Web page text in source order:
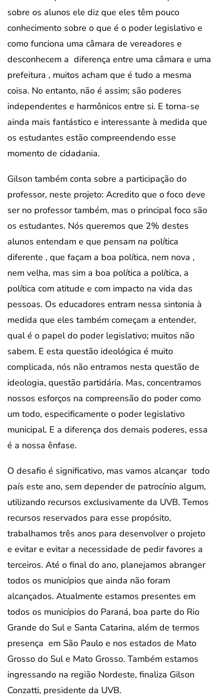
sobre os alunos ele diz que eles têm pouco
conhecimento sobre o que é o poder legislativo e
como funciona uma câmara de vereadores e
desconhecem a diferença entre uma câmara e uma
prefeitura , muitos acham que é tudo a mesma
coisa. No entanto, não é assim; são poderes
independentes e harmônicos entre si. E torna-se
ainda mais fantástico e interessante à medida que
os estudantes estão compreendendo esse
momento de cidadania.
Gilson também conta sobre a participação do
professor, neste projeto: Acredito que o foco deve
ser no professor também, mas o principal foco são
os estudantes. Nós queremos que 2% destes
alunos entendam e que pensam na política
diferente , que façam a boa política, nem nova ,
nem velha, mas sim a boa política a política, a
política com atitude e com impacto na vida das
pessoas. Os educadores entram nessa sintonia à
medida que eles também começam a entender,
qual é o papel do poder legislativo; muitos não
sabem. E esta questão ideológica é muito
complicada, nós não entramos nesta questão de
ideologia, questão partidária. Mas, concentramos
nossos esforços na compreensão do poder como
um todo, especificamente o poder legislativo
municipal. E a diferença dos demais poderes, essa
é a nossa ênfase.
O desafio é significativo, mas vamos alcançar todo
país este ano, sem depender de patrocínio algum,
utilizando recursos exclusivamente da UVB. Temos
recursos reservados para esse propósito,
trabalhamos três anos para desenvolver o projeto
e evitar e evitar a necessidade de pedir favores a
terceiros. Até o final do ano, planejamos abranger
todos os municípios que ainda não foram
alcançados. Atualmente estamos presentes em
todos os municípios do Paraná, boa parte do Rio
Grande do Sul e Santa Catarina, além de termos
presença em São Paulo e nos estados de Mato
Grosso do Sul e Mato Grosso. Também estamos
ingressando na região Nordeste, finaliza Gilson
Conzatti, presidente da UVB.